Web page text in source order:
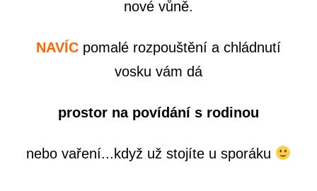
nové vůně.
NAVÍC pomalé rozpouštění a chládnutí
vosku vám dá
prostor na povídání s rodinou
nebo vaření...když už stojíte u sporáku